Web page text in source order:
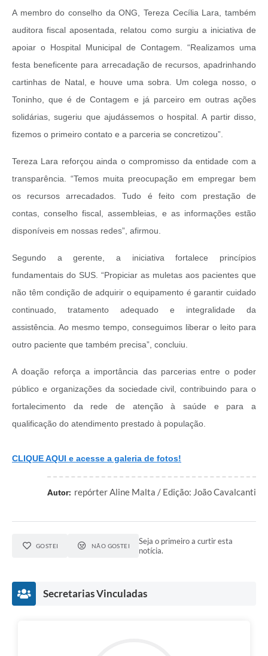
A membro do conselho da ONG, Tereza Cecília Lara, também
auditora fiscal aposentada, relatou como surgiu a iniciativa de
apoiar o Hospital Municipal de Contagem. “Realizamos uma
festa beneficente para arrecadação de recursos, apadrinhando
cartinhas de Natal, e houve uma sobra. Um colega nosso, o
Toninho, que é de Contagem e já parceiro em outras ações
solidárias, sugeriu que ajudássemos o hospital. A partir disso,
fizemos o primeiro contato e a parceria se concretizou”.
Tereza Lara reforçou ainda o compromisso da entidade com a
transparência. “Temos muita preocupação em empregar bem
os recursos arrecadados. Tudo é feito com prestação de
contas, conselho fiscal, assembleias, e as informações estão
disponíveis em nossas redes”, afirmou.
Segundo a gerente, a iniciativa fortalece princípios
fundamentais do SUS. “Propiciar as muletas aos pacientes que
não têm condição de adquirir o equipamento é garantir cuidado
continuado, tratamento adequado e integralidade da
assistência. Ao mesmo tempo, conseguimos liberar o leito para
outro paciente que também precisa”, concluiu.
A doação reforça a importância das parcerias entre o poder
público e organizações da sociedade civil, contribuindo para o
fortalecimento da rede de atenção à saúde e para a
qualificação do atendimento prestado à população.
CLIQUE AQUI e acesse a galeria de fotos!
Autor: repórter Aline Malta / Edição: João Cavalcanti
GOSTEI NÃO GOSTEI
Seja o primeiro a curtir esta
notícia.
Secretarias Vinculadas